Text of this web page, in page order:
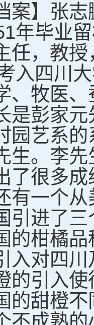
】张志
年毕业
任，教
四川大
、牧医
是彭家元
艺系的
生。李
了很多
有一个
引进了
的柑橘
入对四
的引入
的甜橙